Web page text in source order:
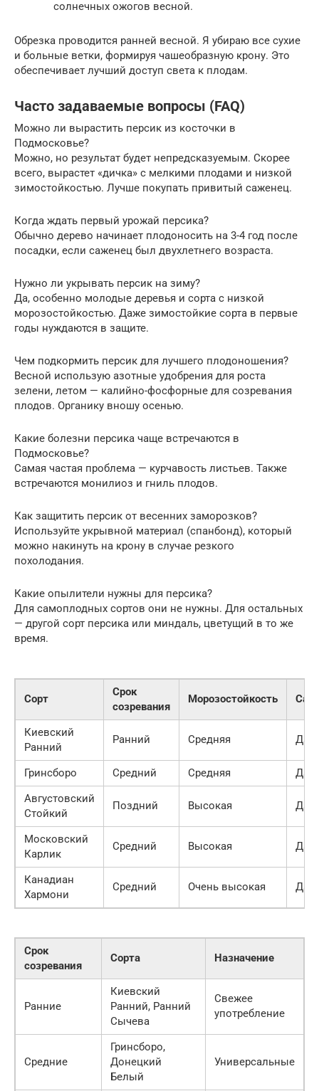
солнечных ожогов весной.
Обрезка проводится ранней весной. Я убираю все сухие
и больные ветки, формируя чашеобразную крону. Это
обеспечивает лучший доступ света к плодам.
Часто задаваемые вопросы (FAQ)
Можно ли вырастить персик из косточки в
Подмосковье?
Можно, но результат будет непредсказуемым. Скорее
всего, вырастет «дичка» с мелкими плодами и низкой
зимостойкостью. Лучше покупать привитый саженец.
Когда ждать первый урожай персика?
Обычно дерево начинает плодоносить на 3-4 год после
посадки, если саженец был двухлетнего возраста.
Нужно ли укрывать персик на зиму?
Да, особенно молодые деревья и сорта с низкой
морозостойкостью. Даже зимостойкие сорта в первые
годы нуждаются в защите.
Чем подкормить персик для лучшего плодоношения?
Весной использую азотные удобрения для роста
зелени, летом — калийно-фосфорные для созревания
плодов. Органику вношу осенью.
Какие болезни персика чаще встречаются в
Подмосковье?
Самая частая проблема — курчавость листьев. Также
встречаются монилиоз и гниль плодов.
Как защитить персик от весенних заморозков?
Используйте укрывной материал (спанбонд), который
можно накинуть на крону в случае резкого
похолодания.
Какие опылители нужны для персика?
Для самоплодных сортов они не нужны. Для остальных
— другой сорт персика или миндаль, цветущий в то же
время.
Сорт
Срок
созревания
Морозостойкость
Киевский
Ранний
Ранний Средняя Да
Гринсборо Средний Средняя
Да
Августовский
Стойкий
Поздний Высокая Да
Московский
Карлик
Средний Высокая Да
Канадиан
Хармони
Средний Очень высокая Да
Срок
созревания
Сорта Назначение
Ранние
Киевский
Ранний, Ранний
Сычева
Свежее
употребление
Средние
Гринсборо,
Донецкий
Белый
Универсальные